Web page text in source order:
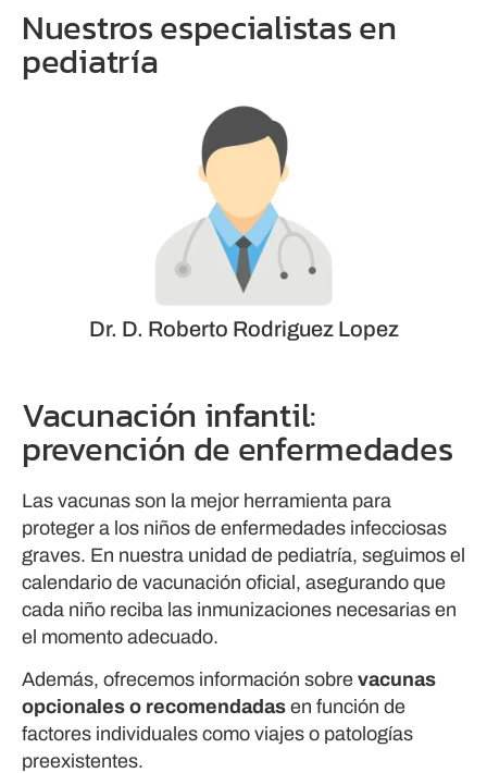
Nuestros especialistas en
pediatría
Dr. D. Roberto Rodriguez Lopez
Vacunación infantil:
prevención de enfermedades
Las vacunas son la mejor herramienta para
proteger a los niños de enfermedades infecciosas
graves. En nuestra unidad de pediatría, seguimos el
calendario de vacunación oficial, asegurando que
cada niño reciba las inmunizaciones necesarias en
el momento adecuado.
Además, ofrecemos información sobre vacunas
opcionales o recomendadas en función de
factores individuales como viajes o patologías
preexistentes.